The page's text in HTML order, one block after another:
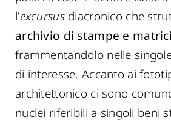
l’excursusdiacronico che
archivio di stampe e
frammentandolo nelle
di interesse. Accanto ai
architettonico ci sono
nuclei riferibili a singoli beni